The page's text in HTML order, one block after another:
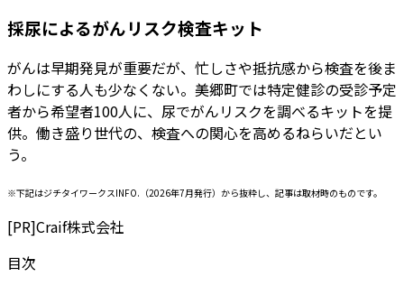
採尿によるがんリスク検査キット
がんは早期発見が重要だが、忙しさや抵抗感から検査を後ま
わしにする人も少なくない。美郷町では特定健診の受診予定
者から希望者100人に、尿でがんリスクを調べるキットを提
供。働き盛り世代の、検査への関心を高めるねらいだとい
う。
※下記はジチタイワークスINFO.（2026年7月発行）から抜粋し、記事は取材時のものです。
[PR]Craif株式会社
目次